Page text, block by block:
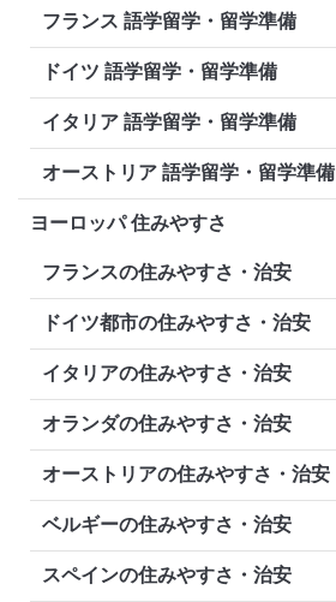
フランス 語学留学・留学準備
ドイツ 語学留学・留学準備
イタリア 語学留学・留学準備
オーストリア 語学留学・留学準備
ヨーロッパ 住みやすさ
フランスの住みやすさ・治安
ドイツ都市の住みやすさ・治安
イタリアの住みやすさ・治安
オランダの住みやすさ・治安
オーストリアの住みやすさ・治安
ベルギーの住みやすさ・治安
スペインの住みやすさ・治安